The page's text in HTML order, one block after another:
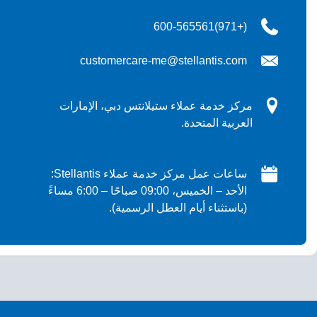
(+971)600-565561
customercare-me@stellantis.com
مركز خدمة عملاء ستيلانتس دبي، الإمارات
العربية المتحدة.
ساعات عمل مركز خدمة عملاء Stellantis:
الأحد – الخميس، 09:00 صباحًا – 6:00 مساءً
(باستثناء أيام العطل الرسمية).